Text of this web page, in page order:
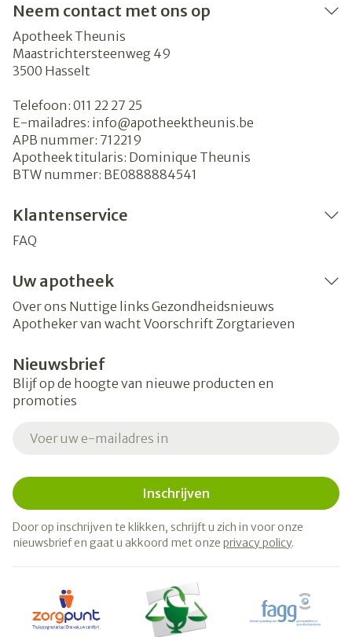
Neem contact met ons op
Apotheek Theunis
Maastrichtersteenweg 49
3500 Hasselt
Telefoon: 011 22 27 25
E-mailadres: info@apotheektheunis.be
APB nummer: 712219
Apotheek titularis: Dominique Theunis
BTW nummer: BE0888884541
Klantenservice
FAQ
Uw apotheek
Over ons Nuttige links Gezondheidsnieuws
Apotheker van wacht Voorschrift Zorgtarieven
Nieuwsbrief
Blijf op de hoogte van nieuwe producten en
promoties
Inschrijven
Door op inschrijven te klikken, schrijft u zich in voor onze
nieuwsbrief en gaat u akkoord met onze privacy policy.